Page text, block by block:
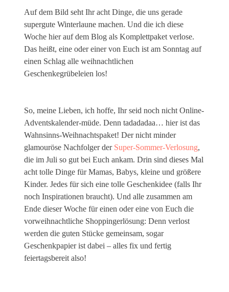
Auf dem Bild seht Ihr acht Dinge, die uns gerade
supergute Winterlaune machen. Und die ich diese
Woche hier auf dem Blog als Komplettpaket verlose.
Das heißt, eine oder einer von Euch ist am Sonntag auf
einen Schlag alle weihnachtlichen
Geschenkegrübeleien los!
So, meine Lieben, ich hoffe, Ihr seid noch nicht Online-
Adventskalender-müde. Denn tadadadaa… hier ist das
Wahnsinns-Weihnachtspaket! Der nicht minder
glamouröse Nachfolger der Super-Sommer-Verlosung,
die im Juli so gut bei Euch ankam. Drin sind dieses Mal
acht tolle Dinge für Mamas, Babys, kleine und größere
Kinder. Jedes für sich eine tolle Geschenkidee (falls Ihr
noch Inspirationen braucht). Und alle zusammen am
Ende dieser Woche für einen oder eine von Euch die
vorweihnachtliche Shoppingerlösung: Denn verlost
werden die guten Stücke gemeinsam, sogar
Geschenkpapier ist dabei – alles fix und fertig
feiertagsbereit also!